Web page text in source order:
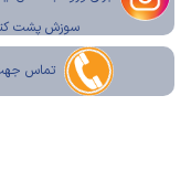
سوزش پشت
تماس جهت